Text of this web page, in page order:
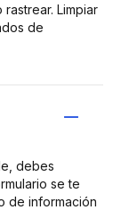
Limpiar
de
debes
se te
de información